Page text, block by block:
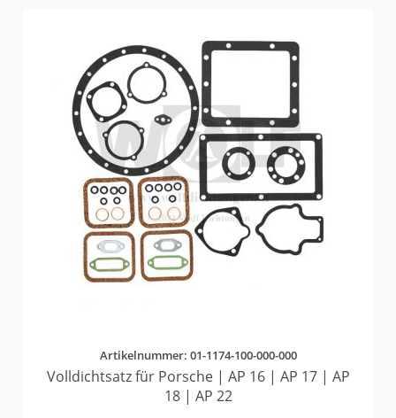
Artikelnummer: 01-1174-100-000-000
Volldichtsatz für Porsche | AP 16 | AP 17 | AP
18 | AP 22